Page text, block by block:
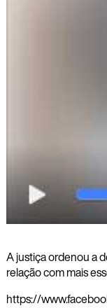
A justiça ordenou a
relação com mais
https://